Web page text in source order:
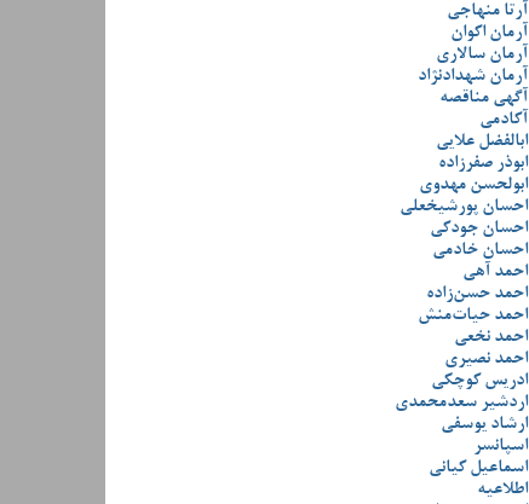
آرتا منهاجی
آرمان اکوان
آرمان سالاری
آرمان شهدادنژاد
آگهی مناقصه
آکادمی
ابالفضل علایی
ابوذر صفرزاده
ابولحسن مهدوی
احسان پورشیخعلی
احسان جودکی
احسان خادمی
احمد آهی
احمد حسن‌زاده
احمد حیات‌منش
احمد نخعی
احمد نصیری
ادریس کوچکی
اردشیر سعدمحمدی
ارشاد یوسفی
اسپانسر
اسماعیل کیانی
اطلاعیه